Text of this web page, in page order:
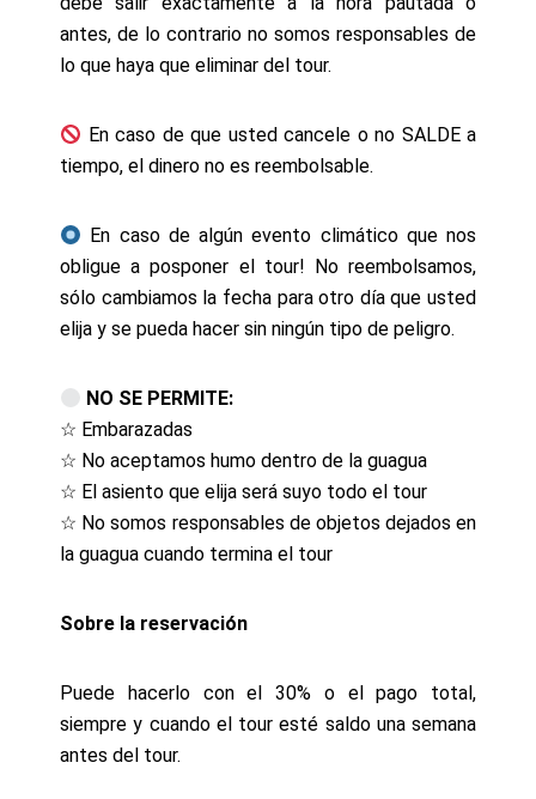
antes, de lo contrario no somos responsables de
lo que haya que eliminar del tour.
En caso de que usted cancele o no SALDE a
tiempo, el dinero no es reembolsable.
En caso de algún evento climático que nos
obligue a posponer el tour! No reembolsamos,
sólo cambiamos la fecha para otro día que usted
elija y se pueda hacer sin ningún tipo de peligro.
NO SE PERMITE:
☆ Embarazadas
☆ No aceptamos humo dentro de la guagua
☆ El asiento que elija será suyo todo el tour
☆ No somos responsables de objetos dejados en
la guagua cuando termina el tour
Sobre la reservación
Puede hacerlo con el 30% o el pago total,
siempre y cuando el tour esté saldo una semana
antes del tour.